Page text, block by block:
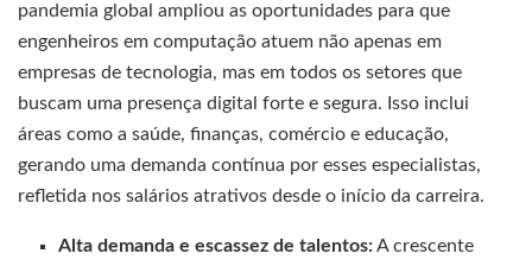
pandemia global ampliou as oportunidades para que
engenheiros em computação atuem não apenas em
empresas de tecnologia, mas em todos os setores que
buscam uma presença digital forte e segura. Isso inclui
áreas como a saúde, finanças, comércio e educação,
gerando uma demanda contínua por esses especialistas,
refletida nos salários atrativos desde o início da carreira.
Alta demanda e escassez de talentos:A crescente